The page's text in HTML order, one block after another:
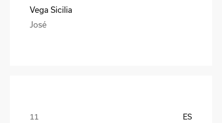
Vega Sicilia
José
ES